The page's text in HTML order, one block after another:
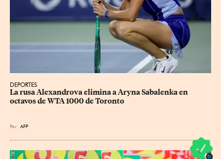
DEPORTES
La rusa Alexandrova elimina a Aryna Sabalenka en
octavos de WTA 1000 de Toronto
Por AFP